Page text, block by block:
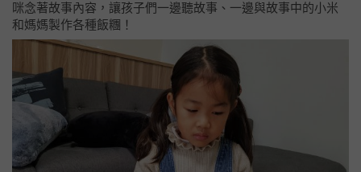
咪念著故事內容，讓孩子們一邊聽故事、一邊與故事中的小米
和媽媽製作各種飯糰！